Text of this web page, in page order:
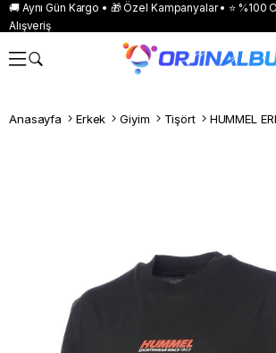
🚚 Aynı Gün Kargo • 🎁 Özel Kampanyalar • ⭐ %100
Alışveriş
Anasayfa Erkek Giyim Tişört